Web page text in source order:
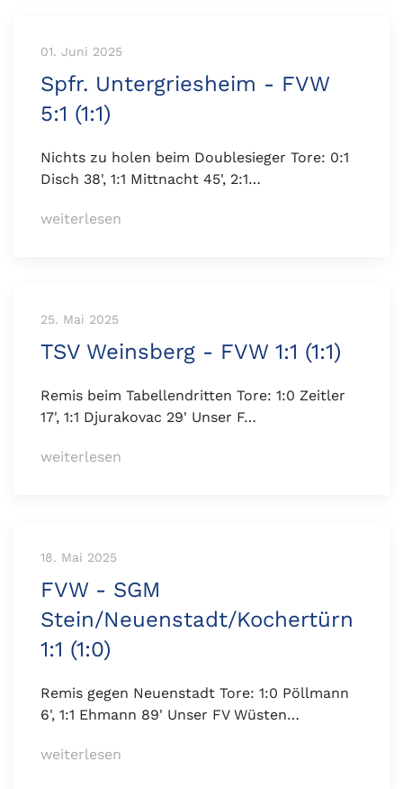
01. Juni 2025
Spfr. Untergriesheim - FVW
5:1 (1:1)
Nichts zu holen beim Doublesieger Tore: 0:1
Disch 38', 1:1 Mittnacht 45', 2:1…
weiterlesen
25. Mai 2025
TSV Weinsberg - FVW 1:1 (1:1)
Remis beim Tabellendritten Tore: 1:0 Zeitler
17', 1:1 Djurakovac 29' Unser F…
weiterlesen
18. Mai 2025
FVW - SGM
Stein/Neuenstadt/Kochertürn
1:1 (1:0)
Remis gegen Neuenstadt Tore: 1:0 Pöllmann
6', 1:1 Ehmann 89' Unser FV Wüsten…
weiterlesen